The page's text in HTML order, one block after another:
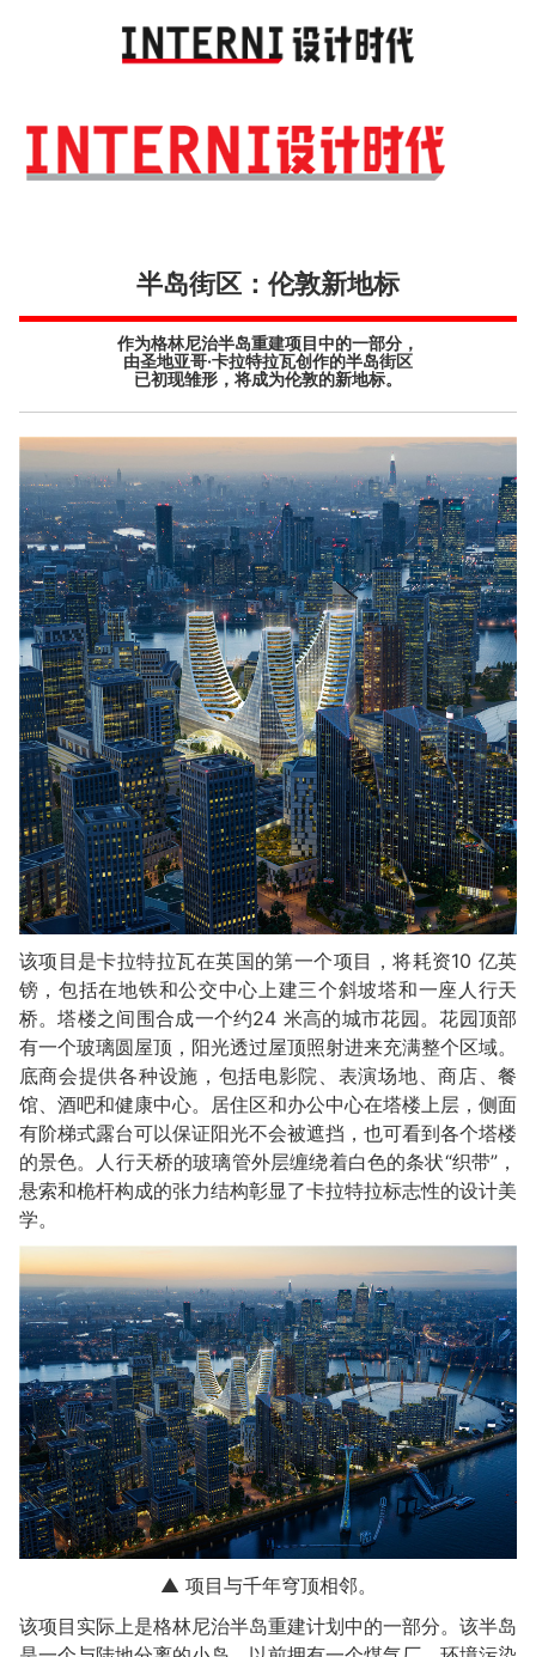
半岛街区：伦敦新地标
作为格林尼治半岛重建项目中的一部分，
由圣地亚哥·卡拉特拉瓦创作的半岛街区
已初现雏形，将成为伦敦的新地标。
该项目是卡拉特拉瓦在英国的第一个项目，将耗资10 亿英
镑，包括在地铁和公交中心上建三个斜坡塔和一座人行天
桥。塔楼之间围合成一个约24 米高的城市花园。花园顶部
有一个玻璃圆屋顶，阳光透过屋顶照射进来充满整个区域。
底商会提供各种设施，包括电影院、表演场地、商店、餐
馆、酒吧和健康中心。居住区和办公中心在塔楼上层，侧面
有阶梯式露台可以保证阳光不会被遮挡，也可看到各个塔楼
的景色。人行天桥的玻璃管外层缠绕着白色的条状“织带”，
悬索和桅杆构成的张力结构彰显了卡拉特拉标志性的设计美
学。
▲ 项目与千年穹顶相邻。
该项目实际上是格林尼治半岛重建计划中的一部分。该半岛